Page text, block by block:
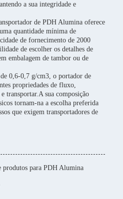
a sua integridade e
de PDH Alumina oferece
quantidade mínima de
de fornecimento de 2000
de escolher os detalhes de
embalagem de tambor ou de
0,6-0,7 g/cm3, o portador de
propriedades de fluxo,
transportar.A sua composição
tornam-na a escolha preferida
que exigem transportadores de
produtos para PDH Alumina